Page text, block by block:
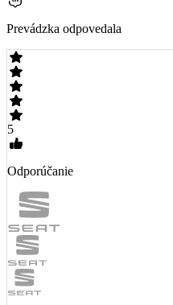
Prevádzka odpovedala
5
Odporúčanie